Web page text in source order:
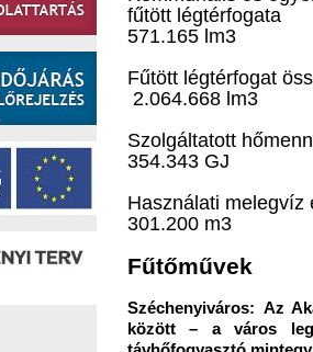
fűtött
571.165 lm3
Fűtött
2.064.668 lm3
354.343 GJ
301.200 m3
Fűtőművek
Széchenyiváros: Az
között – a város